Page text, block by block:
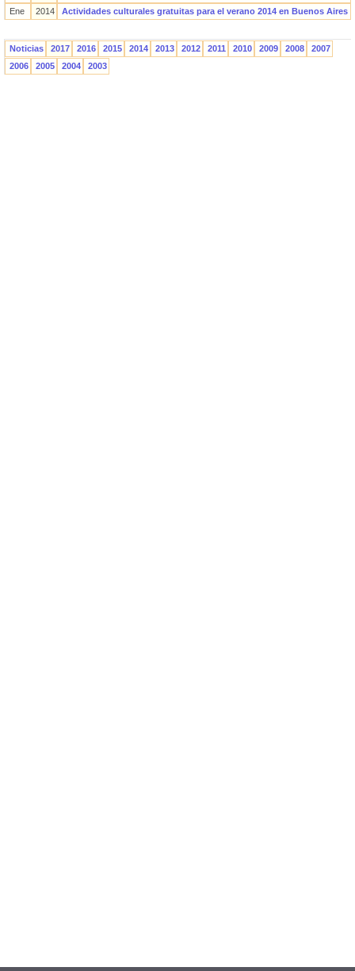
Ene
2014 Actividades culturales gratuitas para el verano 2014 en Buenos Aires
Noticias 2017 2016 2015 2014 2013 2012 2011 2010 2009 2008
2007
2006
2005 2004 2003